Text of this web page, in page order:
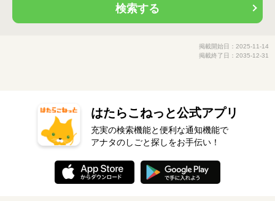
検索する
掲載開始日：2025-11-14
掲載終了日：2035-12-31
はたらこねっと公式アプリ
充実の検索機能と便利な通知機能で
アナタのしごと探しをお手伝い！